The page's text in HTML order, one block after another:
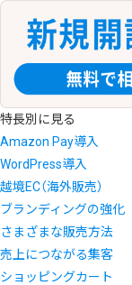
特長別に見る
Amazon Pay導入
WordPress導入
越境EC（海外販売）
ブランディングの強化
さまざまな販売方法
売上につながる集客
ショッピングカート